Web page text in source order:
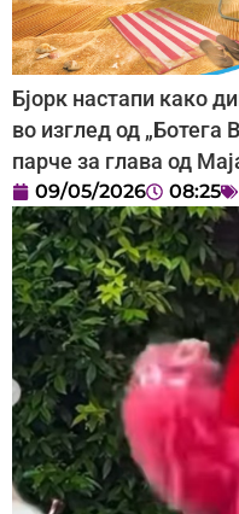
Бјорк настапи како
во изглед од „Ботега
парче за глава од
09/05/2026 08:25